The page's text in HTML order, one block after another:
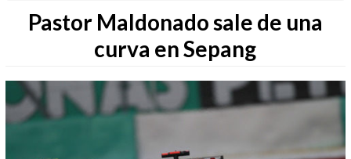
Pastor Maldonado sale de una
curva en Sepang